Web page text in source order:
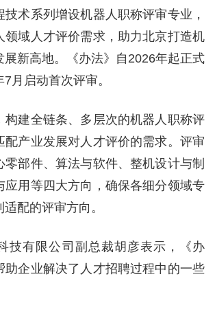
术系列增设机器人职称评审专业，
领域人才评价需求，助力北京打造机
展新高地。《办法》自2026年起正式
月启动首次评审。
构建全链条、多层次的机器人职称评
配产业发展对人才评价的需求。评审
零部件、算法与软件、整机设计与制
应用等四大方向，确保各细分领域专
配的评审方向。
技有限公司副总裁胡彦表示，《办
助企业解决了人才招聘过程中的一些